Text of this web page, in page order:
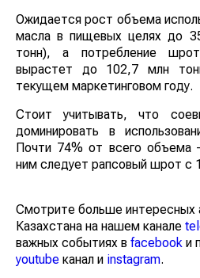
Ожидается рост объема
масла в пищевых целях до
тонн), а потребление
вырастет до 102,7 млн
текущем маркетинговом году.
Стоит учитывать, что
доминировать в
Почти 74% от всего
ним следует рапсовый шрот с
Смотрите больше интересных
Казахстана на нашем канале
важных событиях в facebook и
youtube канал и instagram.